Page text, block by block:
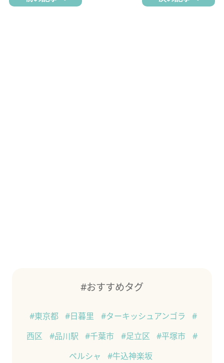
#おすすめタグ
#東京都 #日暮里 #ターキッシュアンゴラ
#
西区
#品川駅 #千葉市 #足立区 #平塚市
#
ペルシャ
#牛込神楽坂